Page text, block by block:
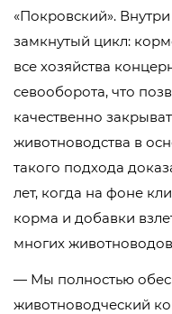
«Покровский».
замкнутый цикл:
все хозяйства
севооборота, что
качественно
животноводства в
такого подхода
лет, когда на фоне
корма и добавки
многих
— Мы полностью
животноводческий